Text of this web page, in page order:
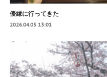
優縁に行ってきた
2026.04.05 13:01